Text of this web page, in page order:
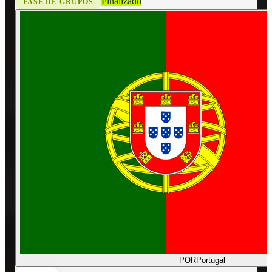
FASE DE GRUPOS
PORPortugal